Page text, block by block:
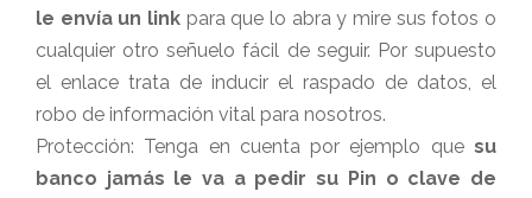
le envía un link para que lo abra y mire sus fotos o
cualquier otro señuelo fácil de seguir. Por supuesto
el enlace trata de inducir el raspado de datos, el
robo de información vital para nosotros.
Protección: Tenga en cuenta por ejemplo que su
banco jamás le va a pedir su Pin o clave de